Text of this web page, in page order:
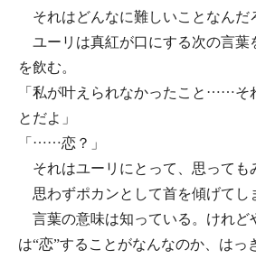
それはどんなに難しいことなんだ
ユーリは真紅が口にする次の言葉
を飲む。
「私が叶えられなかったこと……そ
とだよ」
「……恋？」
それはユーリにとって、思っても
思わずポカンとして首を傾げてし
言葉の意味は知っている。けれど
は“恋”することがなんなのか、はっ